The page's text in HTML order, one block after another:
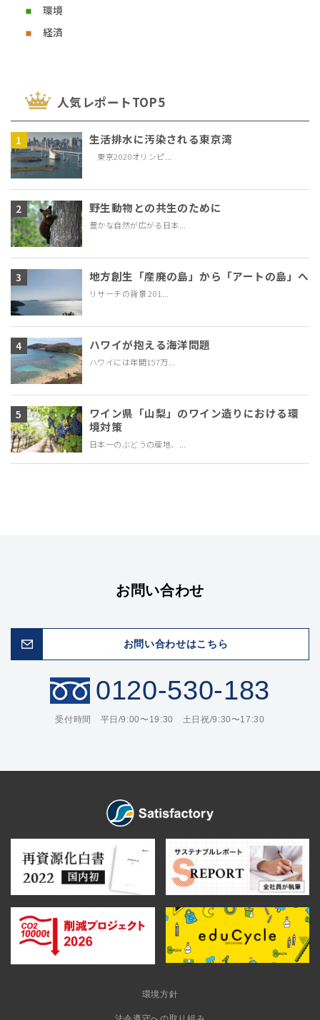
環境
経済
⼈気レポートTOP5
生活排水に汚染される東京湾
東京2020オリンピ...
野生動物との共生のために
豊かな自然が広がる日本...
地方創生「産廃の島」から「アートの島」へ
リサーチの背景 201...
ハワイが抱える海洋問題
ハワイには年間157万...
ワイン県「山梨」のワイン造りにおける環
境対策
日本一のぶどうの産地、...
お問い合わせ
お問い合わせはこちら
0120-530-183
受付時間 平日/9:00〜19:30 土日祝/9:30〜17:30
環境方針